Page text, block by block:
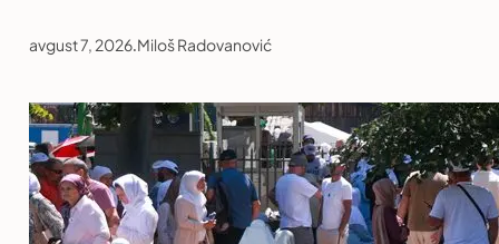
avgust 7, 2026.Miloš Radovanović